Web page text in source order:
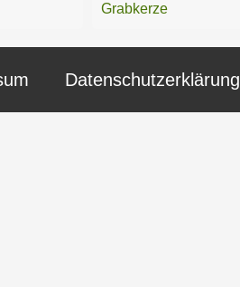
Grabkerze
Datenschutzerklärung